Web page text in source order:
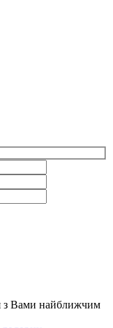
з Вами найближчим